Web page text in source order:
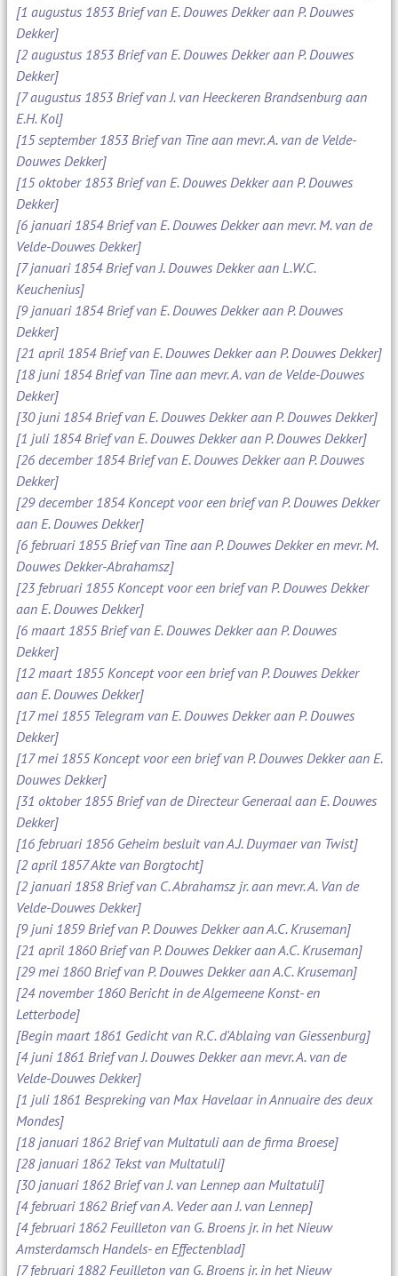
[1 augustus 1853 Brief van E. Douwes Dekker aan P. Douwes
Dekker]
[2 augustus 1853 Brief van E. Douwes Dekker aan P. Douwes
Dekker]
[7 augustus 1853 Brief van J. van Heeckeren Brandsenburg aan
E.H. Kol]
[15 september 1853 Brief van Tine aan mevr. A. van de Velde-
Douwes Dekker]
[15 oktober 1853 Brief van E. Douwes Dekker aan P. Douwes
Dekker]
[6 januari 1854 Brief van E. Douwes Dekker aan mevr. M. van de
Velde-Douwes Dekker]
[7 januari 1854 Brief van J. Douwes Dekker aan L.W.C.
Keuchenius]
[9 januari 1854 Brief van E. Douwes Dekker aan P. Douwes
Dekker]
[21 april 1854 Brief van E. Douwes Dekker aan P. Douwes Dekker]
[18 juni 1854 Brief van Tine aan mevr. A. van de Velde-Douwes
Dekker]
[30 juni 1854 Brief van E. Douwes Dekker aan P. Douwes Dekker]
[1 juli 1854 Brief van E. Douwes Dekker aan P. Douwes Dekker]
[26 december 1854 Brief van E. Douwes Dekker aan P. Douwes
Dekker]
[29 december 1854 Koncept voor een brief van P. Douwes Dekker
aan E. Douwes Dekker]
[6 februari 1855 Brief van Tine aan P. Douwes Dekker en mevr. M.
Douwes Dekker-Abrahamsz]
[23 februari 1855 Koncept voor een brief van P. Douwes Dekker
aan E. Douwes Dekker]
[6 maart 1855 Brief van E. Douwes Dekker aan P. Douwes
Dekker]
[12 maart 1855 Koncept voor een brief van P. Douwes Dekker
aan E. Douwes Dekker]
[17 mei 1855 Telegram van E. Douwes Dekker aan P. Douwes
Dekker]
[17 mei 1855 Koncept voor een brief van P. Douwes Dekker aan E.
Douwes Dekker]
[31 oktober 1855 Brief van de Directeur Generaal aan E. Douwes
Dekker]
[16 februari 1856 Geheim besluit van A.J. Duymaer van Twist]
[2 april 1857 Akte van Borgtocht]
[2 januari 1858 Brief van C. Abrahamsz jr. aan mevr. A. Van de
Velde-Douwes Dekker]
[9 juni 1859 Brief van P. Douwes Dekker aan A.C. Kruseman]
[21 april 1860 Brief van P. Douwes Dekker aan A.C. Kruseman]
[29 mei 1860 Brief van P. Douwes Dekker aan A.C. Kruseman]
[24 november 1860 Bericht in de Algemeene Konst- en
Letterbode]
[Begin maart 1861 Gedicht van R.C. d'Ablaing van Giessenburg]
[4 juni 1861 Brief van J. Douwes Dekker aan mevr. A. van de
Velde-Douwes Dekker]
[1 juli 1861 Bespreking van Max Havelaar in Annuaire des deux
Mondes]
[18 januari 1862 Brief van Multatuli aan de firma Broese]
[28 januari 1862 Tekst van Multatuli]
[30 januari 1862 Brief van J. van Lennep aan Multatuli]
[4 februari 1862 Brief van A. Veder aan J. van Lennep]
[4 februari 1862 Feuilleton van G. Broens jr. in het Nieuw
Amsterdamsch Handels- en Effectenblad]
[7 februari 1882 Feuilleton van G. Broens jr. in het Nieuw